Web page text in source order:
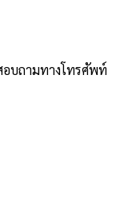
บถามทางโทรศัพท์